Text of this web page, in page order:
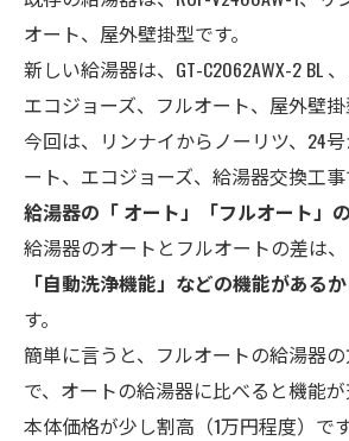
オート、屋外壁掛型です。
新しい給湯器は、GT-C2062AWX-2 BL
エコジョーズ、フルオート、屋外壁掛
今回は、リンナイからノーリツ、24
ート、エコジョーズ、給湯器交換工事
給湯器の「 オート」「フルオート」
給湯器のオートとフルオートの差は、
「自動洗浄機能」などの機能がある
す。
簡単に言うと、フルオートの給湯器
で、オートの給湯器に比べると機能が
本体価格が少し割高（1万円程度）です